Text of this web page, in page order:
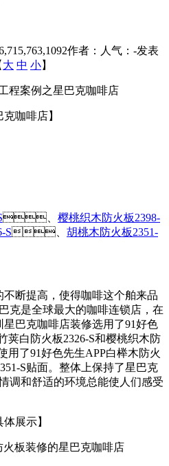
作者： 人气： -发表
大 中 小】
克咖啡店】
、 樱桃织木防火板2398-
S、 胡桃木防火板2351-
断提高，使得咖啡这个舶来品
克是全球最大的咖啡连锁店，在
圳星巴克咖啡店装修选用了91好色
竹荚白防火板2326-S和樱桃织木防
使用了91好色先生APP白榉木防火
S贴面。整体上保持了星巴克
调和舒适的环境总能使人们感受
体展示】